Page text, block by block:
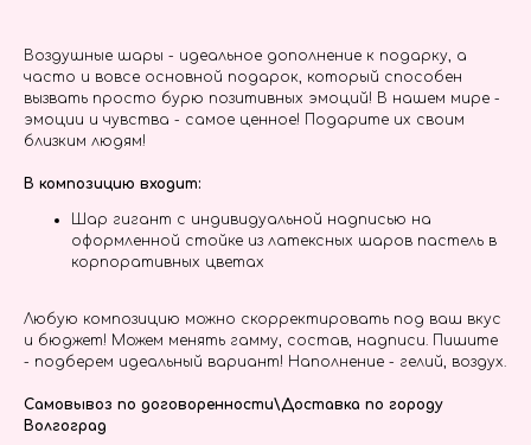
Воздушные шары - идеальное дополнение к подарку, а
часто и вовсе основной подарок, который способен
вызвать просто бурю позитивных эмоций! В нашем мире -
эмоции и чувства - самое ценное! Подарите их своим
близким людям!
В композицию входит:
Шар гигант с индивидуальной надписью на
оформленной стойке из латексных шаров пастель в
корпоративных цветах
Любую композицию можно скорректировать под ваш вкус
и бюджет! Можем менять гамму, состав, надписи. Пишите
- подберем идеальный вариант! Наполнение - гелий, воздух.
Самовывоз по договоренности\Доставка по городу
Волгоград